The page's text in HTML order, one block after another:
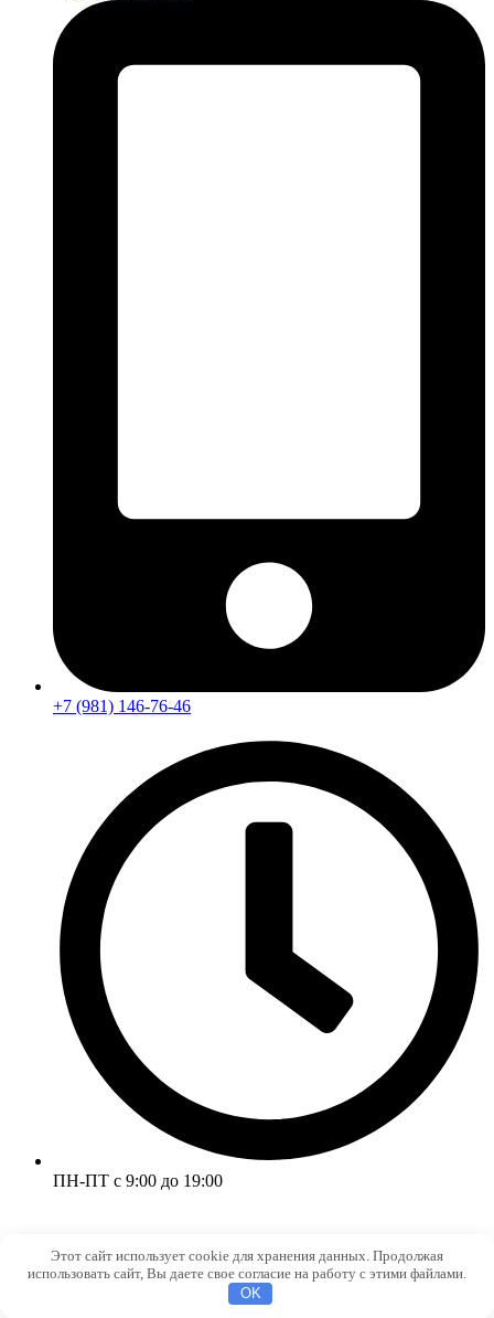
+7 (981) 146-76-46
ПН-ПТ с 9:00 до 19:00
Этот сайт использует cookie для хранения данных. Продолжая
использовать сайт, Вы даете свое согласие на работу с этими файлами.
OK